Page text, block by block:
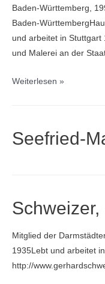
Baden-Württemberg,
Baden-
und arbeitet in
und Malerei an der
Sehringer,
Weiterlesen »
Seefried-
Schweizer,
Mitglied der
1935Lebt und arbeitet
http://